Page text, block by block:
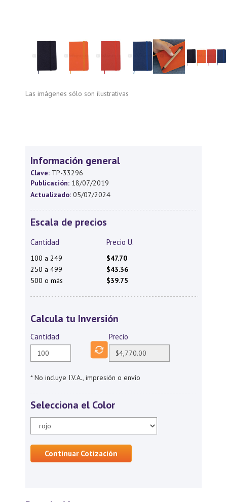
Las imágenes sólo son ilustrativas
Información general
Clave: TP-33296
Publicación: 18/07/2019
Actualizado: 05/07/2024
Escala de precios
Cantidad Precio U.
100 a 249
$47.70
250 a 499
$43.36
500 o más
$39.75
Calcula tu Inversión
Cantidad Precio
* No incluye I.V.A., impresión o envío
Selecciona el Color
Continuar Cotización